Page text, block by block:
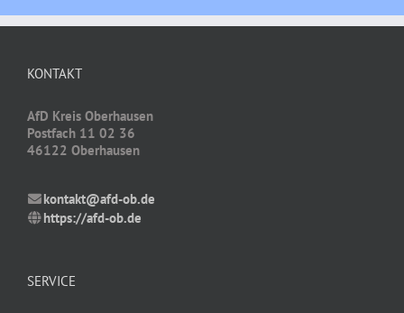
KONTAKT
AfD Kreis Oberhausen
Postfach 11 02 36
46122 Oberhausen
kontakt@afd-ob.de
https://afd-ob.de
SERVICE